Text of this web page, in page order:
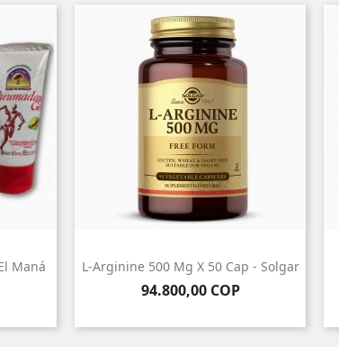
Maná L-Arginine 500 Mg X 50 Cap - Solgar
Precio
94.800,00 COP